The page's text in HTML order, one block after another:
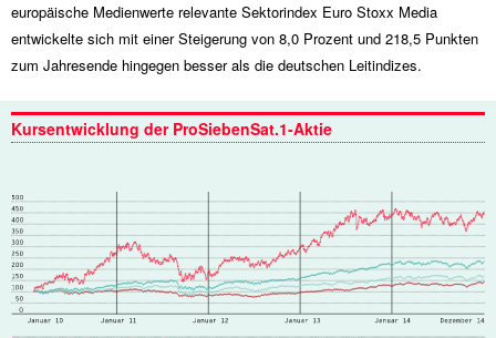
europäische Medienwerte relevante Sektorindex Euro Stoxx Media
entwickelte sich mit einer Steigerung von 8,0 Prozent und 218,5 Punkten
zum Jahresende hingegen besser als die deutschen Leitindizes.
Kursentwicklung der ProSiebenSat.1-Aktie